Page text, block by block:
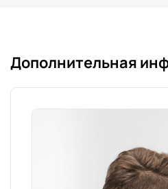
Дополнительная